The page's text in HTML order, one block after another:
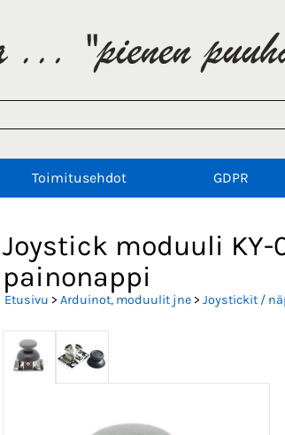
Toimitusehdot GDPR
Joystick moduuli
painonappi
Etusivu > Arduinot, moduulit jne> Joystickit /